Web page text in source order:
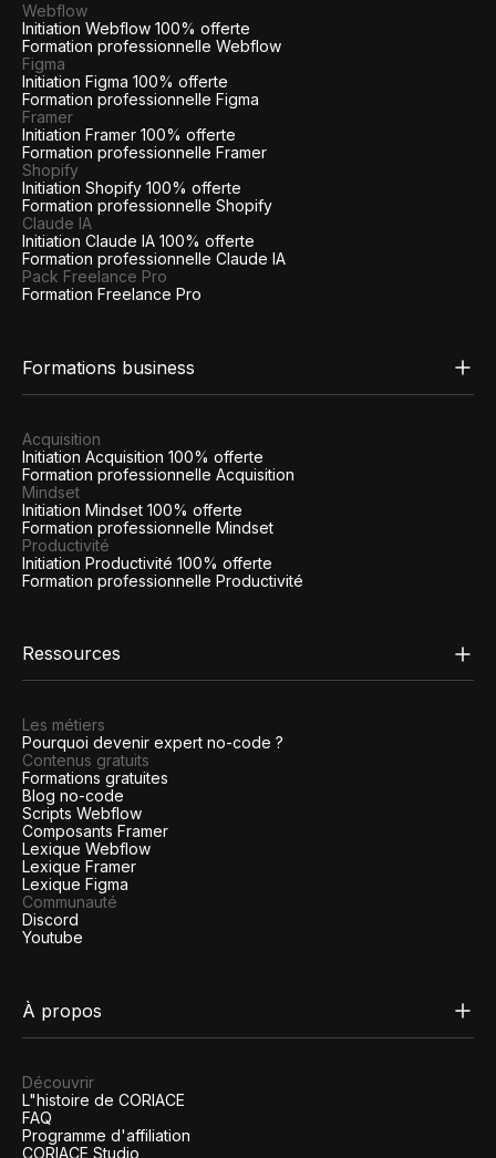
Webflow
Initiation Webflow 100% offerte
Formation professionnelle Webflow
Figma
Initiation Figma 100% offerte
Formation professionnelle Figma
Framer
Initiation Framer 100% offerte
Formation professionnelle Framer
Shopify
Initiation Shopify 100% offerte
Formation professionnelle Shopify
Claude IA
Initiation Claude IA 100% offerte
Formation professionnelle Claude IA
Pack Freelance Pro
Formation Freelance Pro
Formations business
Acquisition
Initiation Acquisition 100% offerte
Formation professionnelle Acquisition
Mindset
Initiation Mindset 100% offerte
Formation professionnelle Mindset
Productivité
Initiation Productivité 100% offerte
Formation professionnelle Productivité
Ressources
Les métiers
Pourquoi devenir expert no-code ?
Contenus gratuits
Formations gratuites
Blog no-code
Scripts Webflow
Composants Framer
Lexique Webflow
Lexique Framer
Lexique Figma
Communauté
Discord
Youtube
À propos
Découvrir
L"histoire de CORIACE
FAQ
Programme d'affiliation
CORIACE Studio